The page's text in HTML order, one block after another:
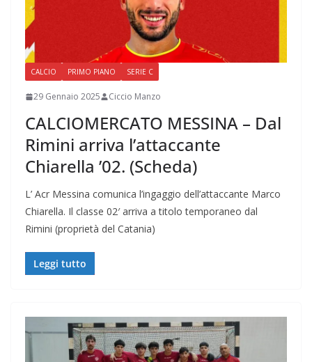
CALCIO PRIMO PIANO SERIE C
29 Gennaio 2025 Ciccio Manzo
CALCIOMERCATO MESSINA – Dal
Rimini arriva l’attaccante
Chiarella ’02. (Scheda)
L’ Acr Messina comunica l’ingaggio dell’attaccante Marco
Chiarella. Il classe 02′ arriva a titolo temporaneo dal
Rimini (proprietà del Catania)
Leggi tutto